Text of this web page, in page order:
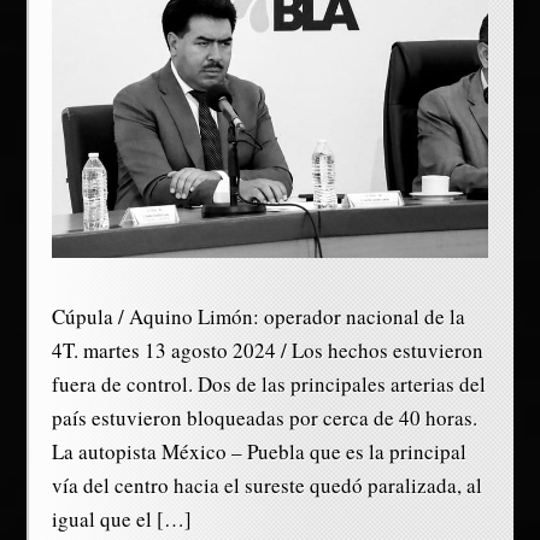
Cúpula / Aquino Limón: operador nacional de la
4T. martes 13 agosto 2024 / Los hechos estuvieron
fuera de control. Dos de las principales arterias del
país estuvieron bloqueadas por cerca de 40 horas.
La autopista México – Puebla que es la principal
vía del centro hacia el sureste quedó paralizada, al
igual que el […]